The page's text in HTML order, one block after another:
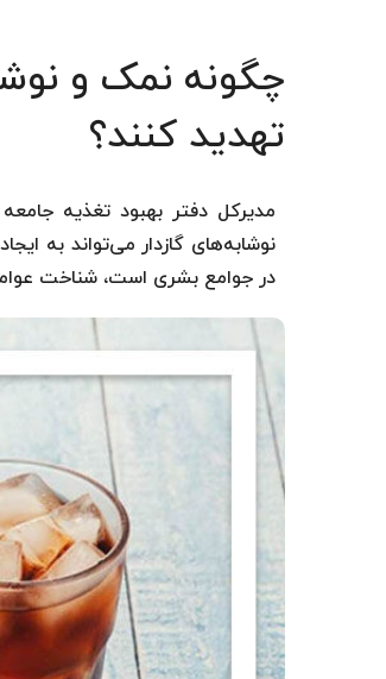
چگونه نمک و
تهدید کنند؟
مدیرکل دفتر بهبود تغذیه
نوشابه‌های گازدار می‌تواند به
در جوامع بشری است، شناخت